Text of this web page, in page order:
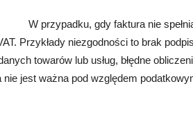
W przypadku, gdy faktura nie
Przykłady niezgodności to brak
towarów lub usług, błędne
jest ważna pod względem